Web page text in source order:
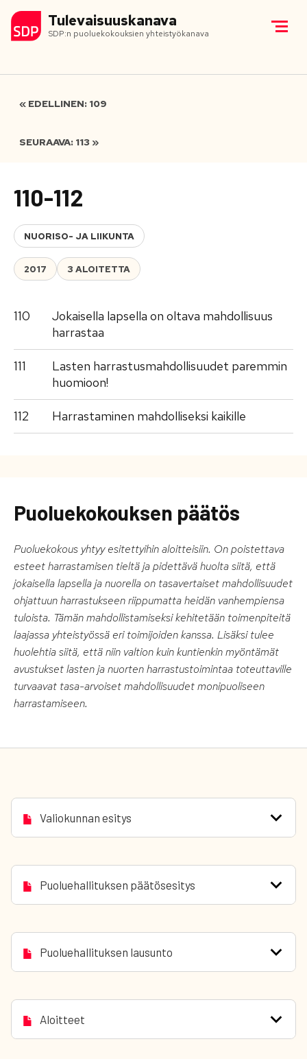
Tulevaisuuskanava
SDP:n puoluekokouksien yhteistyökanava
« EDELLINEN: 109
SEURAAVA: 113 »
110-112
NUORISO- JA LIIKUNTA
2017 3 ALOITETTA
110
Jokaisella lapsella on oltava mahdollisuus
harrastaa
111
Lasten harrastusmahdollisuudet paremmin
huomioon!
112 Harrastaminen mahdolliseksi kaikille
Puoluekokouksen päätös
Puoluekokous yhtyy esitettyihin aloitteisiin. On poistettava
esteet harrastamisen tieltä ja pidettävä huolta siitä, että
jokaisella lapsella ja nuorella on tasavertaiset mahdollisuudet
ohjattuun harrastukseen riippumatta heidän vanhempiensa
tuloista. Tämän mahdollistamiseksi kehitetään toimenpiteitä
laajassa yhteistyössä eri toimijoiden kanssa. Lisäksi tulee
huolehtia siitä, että niin valtion kuin kuntienkin myöntämät
avustukset lasten ja nuorten harrastustoimintaa toteuttaville
turvaavat tasa-arvoiset mahdollisuudet monipuoliseen
harrastamiseen.
Valiokunnan esitys
Puoluehallituksen päätösesitys
Puoluehallituksen lausunto
Aloitteet